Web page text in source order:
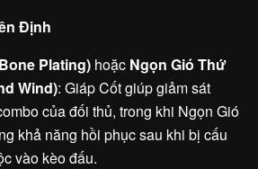
Định
Plating)hoặc Ngọn Gió Thứ
Wind): Giáp Cốt giúp giảm sát
của đối thủ, trong khi Ngọn Gió
khả năng hồi phục sau khi bị cấu
vào kèo đấu.